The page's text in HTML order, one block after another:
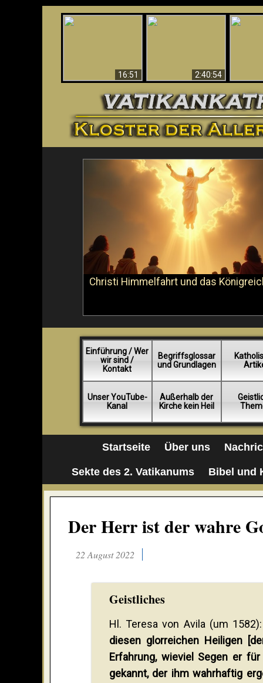
16:51
2:40:54
Christi Himmelfahrt und das
Einführung / Wer
wir sind /
Kontakt
Begriffsglossar
und Grundlagen
Unser YouTube-
Kanal
Außerhalb der
Kirche kein Heil
Startseite Über uns
Sekte des 2. Vatikanums Bibel und
Der Herr ist der wahre
22 August 2022
Geistliches
Hl. Teresa von Avila (um 1582):
diesen glorreichen Heiligen
Erfahrung, wieviel Segen er
gekannt, der ihm wahrhaftig